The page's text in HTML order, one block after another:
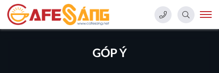
GÓP Ý